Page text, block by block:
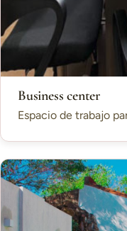
Business center
Espacio de trabajo